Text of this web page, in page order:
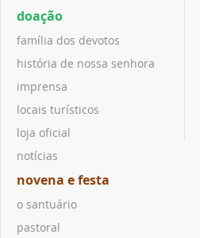
doação
família dos devotos
história de nossa senhora
imprensa
locais turísticos
loja oficial
notícias
novena e festa
o santuário
pastoral